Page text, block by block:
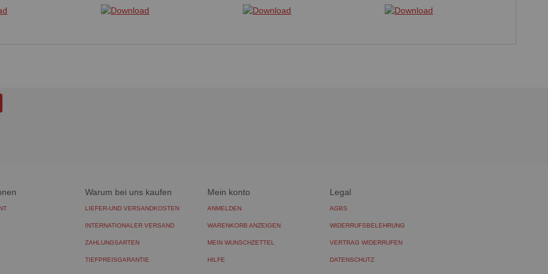
Warum bei uns kaufen
LIEFER-UND VERSANDKOSTEN
INTERNATIONALER VERSAND
ZAHLUNGSARTEN
TIEFPREISGARANTIE
Mein konto
ANMELDEN
WARENKORB ANZEIGEN
MEIN WUNSCHZETTEL
HILFE
Legal
AGBS
WIDERRUFSBELEHRUNG
VERTRAG WIDERRUFEN
DATENSCHUTZ